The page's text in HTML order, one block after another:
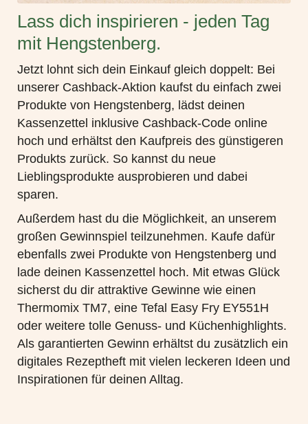
Lass dich inspirieren - jeden Tag
mit Hengstenberg.
Jetzt lohnt sich dein Einkauf gleich doppelt: Bei
unserer Cashback-Aktion kaufst du einfach zwei
Produkte von Hengstenberg, lädst deinen
Kassenzettel inklusive Cashback-Code online
hoch und erhältst den Kaufpreis des günstigeren
Produkts zurück. So kannst du neue
Lieblingsprodukte ausprobieren und dabei
sparen.
Außerdem hast du die Möglichkeit, an unserem
großen Gewinnspiel teilzunehmen. Kaufe dafür
ebenfalls zwei Produkte von Hengstenberg und
lade deinen Kassenzettel hoch. Mit etwas Glück
sicherst du dir attraktive Gewinne wie einen
Thermomix TM7, eine Tefal Easy Fry EY551H
oder weitere tolle Genuss- und Küchenhighlights.
Als garantierten Gewinn erhältst du zusätzlich ein
digitales Rezeptheft mit vielen leckeren Ideen und
Inspirationen für deinen Alltag.